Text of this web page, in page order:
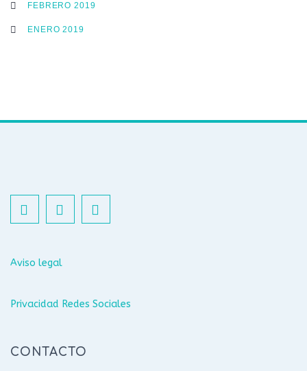
FEBRERO 2019
ENERO 2019
Aviso legal
Privacidad Redes Sociales
CONTACTO